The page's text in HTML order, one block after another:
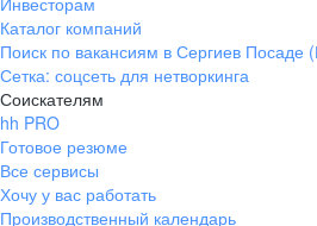
Каталог компаний
Поиск по вакансиям в Сергиев Посаде
Сетка: соцсеть для нетворкинга
Соискателям
hh PRO
Готовое резюме
Все сервисы
Хочу у вас работать
Производственный календарь